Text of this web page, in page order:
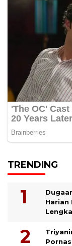
TRENDING
Harian